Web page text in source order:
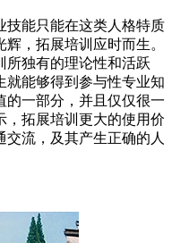
技能只能在这类人格特质
，拓展培训应时而生。
所独有的理论性和活跃
就能够得到参与性专业知
的一部分，并且仅仅很一
，拓展培训更大的使用价
流，及其产生正确的人